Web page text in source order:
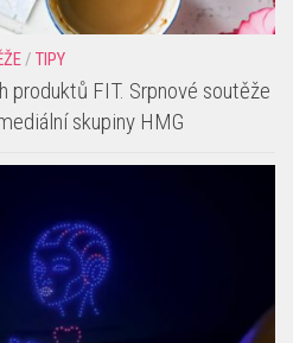
/ TIPY
produktů FIT. Srpnové soutěže
skupiny HMG